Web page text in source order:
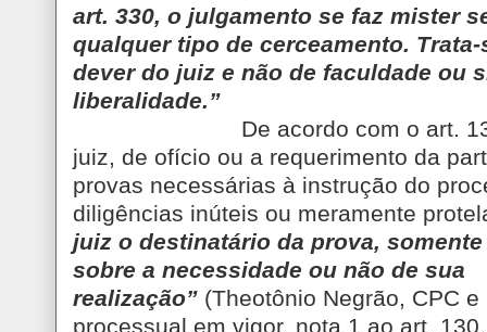
art. 330, o julgamento se faz mister
qualquer tipo de cerceamento.
dever do juiz e não de faculdade ou
liberalidade.”
De acordo com o art.
juiz, de ofício ou a requerimento da
provas necessárias à instrução do
diligências inúteis ou meramente
juiz o destinatário da prova,
sobre a necessidade ou não de sua
realização” (Theotônio Negrão, CPC
processual em vigor, nota 1 ao art.